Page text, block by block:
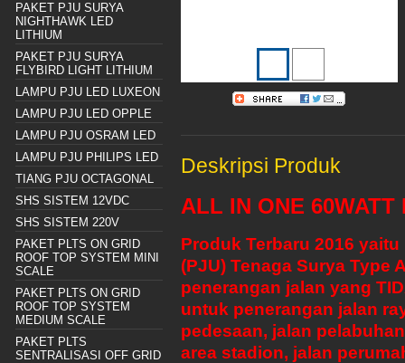
PAKET PJU SURYA
NIGHTHAWK LED
LITHIUM
PAKET PJU SURYA
FLYBIRD LIGHT LITHIUM
LAMPU PJU LED LUXEON
LAMPU PJU LED OPPLE
LAMPU PJU OSRAM LED
LAMPU PJU PHILIPS LED
TIANG PJU OCTAGONAL
SHS SISTEM 12VDC
SHS SISTEM 220V
PAKET PLTS ON GRID
ROOF TOP SYSTEM MINI
SCALE
PAKET PLTS ON GRID
ROOF TOP SYSTEM
MEDIUM SCALE
PAKET PLTS
SENTRALISASI OFF GRID
Deskripsi Produk
ALL IN ONE 60WATT
Produk Terbaru 2016
(PJU) Tenaga Surya Type
penerangan jalan yang
untuk penerangan jalan
pedesaan, jalan
area stadion, jalan